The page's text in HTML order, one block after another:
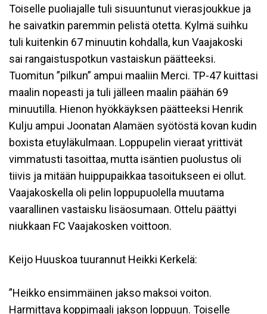
Toiselle puoliajalle tuli sisuuntunut vierasjoukkue ja
he saivatkin paremmin pelistä otetta. Kylmä suihku
tuli kuitenkin 67 minuutin kohdalla, kun Vaajakoski
sai rangaistuspotkun vastaiskun päätteeksi.
Tuomitun ”pilkun” ampui maaliin Merci. TP-47 kuittasi
maalin nopeasti ja tuli jälleen maalin päähän 69
minuutilla. Hienon hyökkäyksen päätteeksi Henrik
Kulju ampui Joonatan Alamäen syötöstä kovan kudin
boxista etuyläkulmaan. Loppupelin vieraat yrittivät
vimmatusti tasoittaa, mutta isäntien puolustus oli
tiivis ja mitään huippupaikkaa tasoitukseen ei ollut.
Vaajakoskella oli pelin loppupuolella muutama
vaarallinen vastaisku lisäosumaan. Ottelu päättyi
niukkaan FC Vaajakosken voittoon.
Keijo Huuskoa tuurannut Heikki Kerkelä:
”Heikko ensimmäinen jakso maksoi voiton.
Harmittava koppimaali jakson loppuun. Toiselle